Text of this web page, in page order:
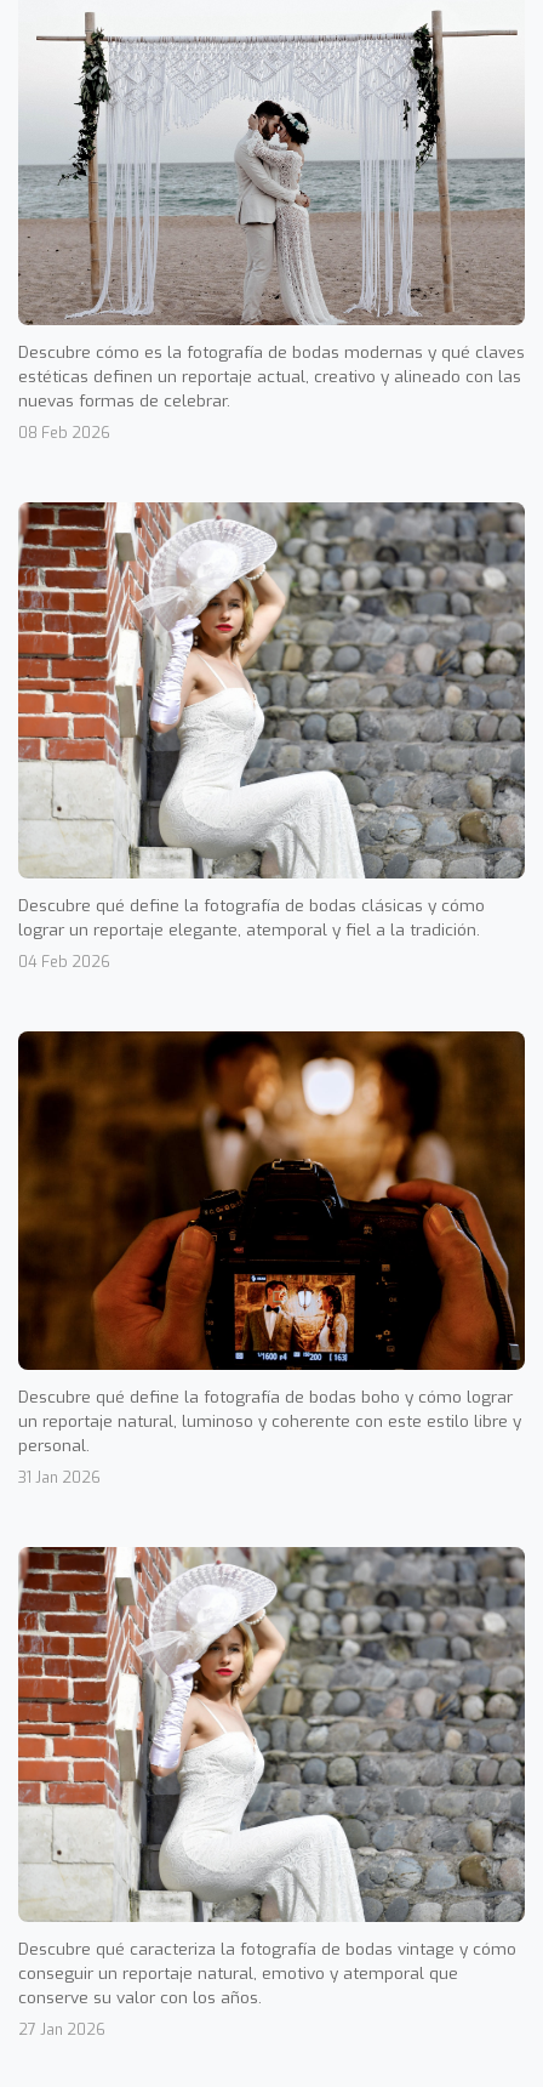
Descubre cómo es la fotografía de bodas modernas y qué claves
estéticas definen un reportaje actual, creativo y alineado con las
nuevas formas de celebrar.
08 Feb 2026
Descubre qué define la fotografía de bodas clásicas y cómo
lograr un reportaje elegante, atemporal y fiel a la tradición.
04 Feb 2026
Descubre qué define la fotografía de bodas boho y cómo lograr
un reportaje natural, luminoso y coherente con este estilo libre y
personal.
31 Jan 2026
Descubre qué caracteriza la fotografía de bodas vintage y cómo
conseguir un reportaje natural, emotivo y atemporal que
conserve su valor con los años.
27 Jan 2026